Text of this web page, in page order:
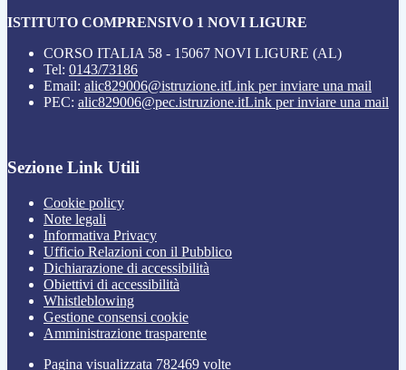
ISTITUTO COMPRENSIVO 1 NOVI LIGURE
CORSO ITALIA 58 - 15067 NOVI LIGURE (AL)
Tel: 0143/73186
Email: alic829006@istruzione.itLink per inviare una mail
PEC: alic829006@pec.istruzione.itLink per inviare una mail
Sezione Link Utili
Cookie policy
Note legali
Informativa Privacy
Ufficio Relazioni con il Pubblico
Dichiarazione di accessibilità
Obiettivi di accessibilità
Whistleblowing
Gestione consensi cookie
Amministrazione trasparente
Pagina visualizzata 782469 volte